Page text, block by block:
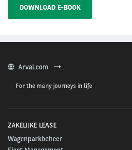
Arval.com
For the many journeys in life
ZAKELIJKE LEASE
Wagenparkbeheer